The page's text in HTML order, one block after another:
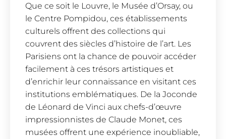
Que ce soit le Louvre, le Musée d’Orsay, ou
le Centre Pompidou, ces établissements
culturels offrent des collections qui
couvrent des siècles d’histoire de l’art. Les
Parisiens ont la chance de pouvoir accéder
facilement à ces trésors artistiques et
d’enrichir leur connaissance en visitant ces
institutions emblématiques. De la Joconde
de Léonard de Vinci aux chefs-d’œuvre
impressionnistes de Claude Monet, ces
musées offrent une expérience inoubliable,